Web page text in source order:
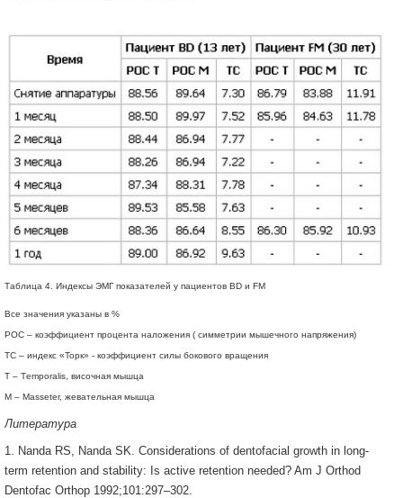
Таблица 4. Индексы ЭМГ показателей у пациентов BD и FM
Все значения указаны в %
POC – коэффициент процента наложения ( симметрии мышечного напряжения)
TC – индекс «Торк» - коэффициент силы бокового вращения
Т – Тemporalis, височная мышца
M – Мasseter, жевательная мышца
Литература
1. Nanda RS, Nanda SK. Considerations of dentofacial growth in long-
term retention and stability: Is active retention needed? Am J Orthod
Dentofac Orthop 1992;101:297–302.